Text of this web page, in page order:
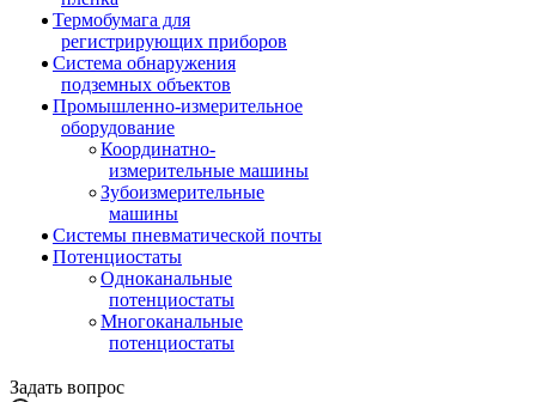
Термобумага для
регистрирующих приборов
Система обнаружения
подземных объектов
Промышленно-измерительное
оборудование
Координатно-
измерительные машины
Зубоизмерительные
машины
Системы пневматической почты
Потенциостаты
Одноканальные
потенциостаты
Многоканальные
потенциостаты
Задать вопрос